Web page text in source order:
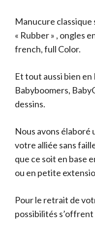
Manucure
« Rubber » , ongles
french, full Color.
Et tout aussi bien en
Babyboomers,
dessins.
Nous avons élaboré
votre alliée sans
que ce soit en base
ou en petite
Pour le retrait de
possibilités s’offrent